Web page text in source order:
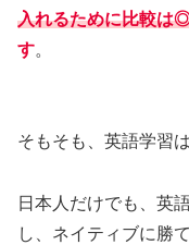
入れるために比較は
す。
そもそも、英語学習
日本人だけでも、英
し、ネイティブに勝